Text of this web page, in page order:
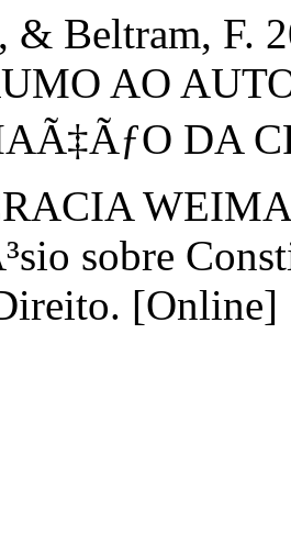
& Beltram, F.
AO
DA
sobre
[Online]